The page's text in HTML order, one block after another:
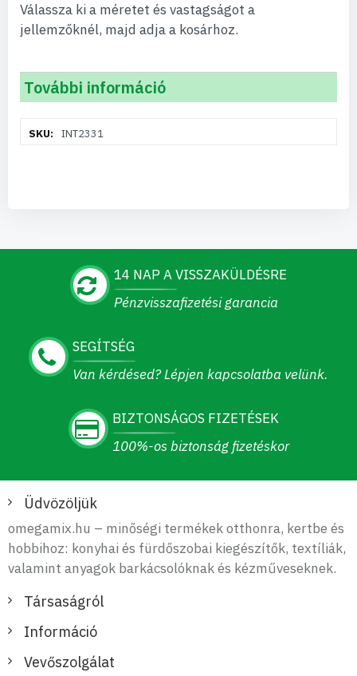
Válassza ki a méretet és vastagságot a
jellemzőknél, majd adja a kosárhoz.
További információ
információINT2331
14 NAP A VISSZAKÜLDÉSRE
Pénzvisszafizetési garancia
SEGÍTSÉG
Van kérdésed? Lépjen kapcsolatba velünk.
BIZTONSÁGOS FIZETÉSEK
100%-os biztonság fizetéskor
Üdvözöljük
omegamix.hu – minőségi termékek otthonra, kertbe és
hobbihoz: konyhai és fürdőszobai kiegészítők, textíliák,
valamint anyagok barkácsolóknak és kézműveseknek.
Társaságról
Információ
Vevőszolgálat